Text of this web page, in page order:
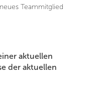
Teammitglied
aktuellen
der aktuellen